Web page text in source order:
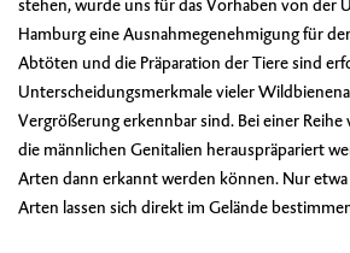
stehen, wurde uns für das Vorhaben von der
Hamburg eine Ausnahmegenehmigung für
Abtöten und die Präparation der Tiere sind
Unterscheidungsmerkmale vieler
Vergrößerung erkennbar sind. Bei einer Reihe
die männlichen Genitalien herauspräpariert
Arten dann erkannt werden können. Nur
Arten lassen sich direkt im Gelände